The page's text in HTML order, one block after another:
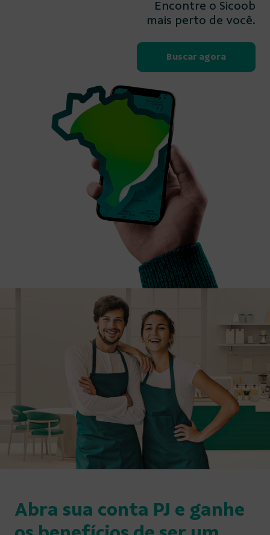
Encontre o Sicoob
mais perto de você.
Buscar agora
Abra sua conta PJ e ganhe